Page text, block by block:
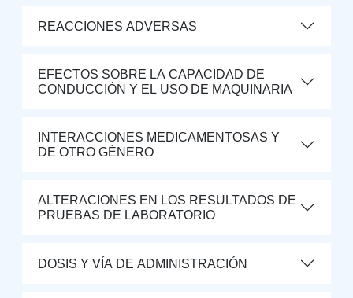
REACCIONES ADVERSAS
EFECTOS SOBRE LA CAPACIDAD DE
CONDUCCIÓN Y EL USO DE MAQUINARIA
INTERACCIONES MEDICAMENTOSAS Y
DE OTRO GÉNERO
ALTERACIONES EN LOS RESULTADOS DE
PRUEBAS DE LABORATORIO
DOSIS Y VÍA DE ADMINISTRACIÓN